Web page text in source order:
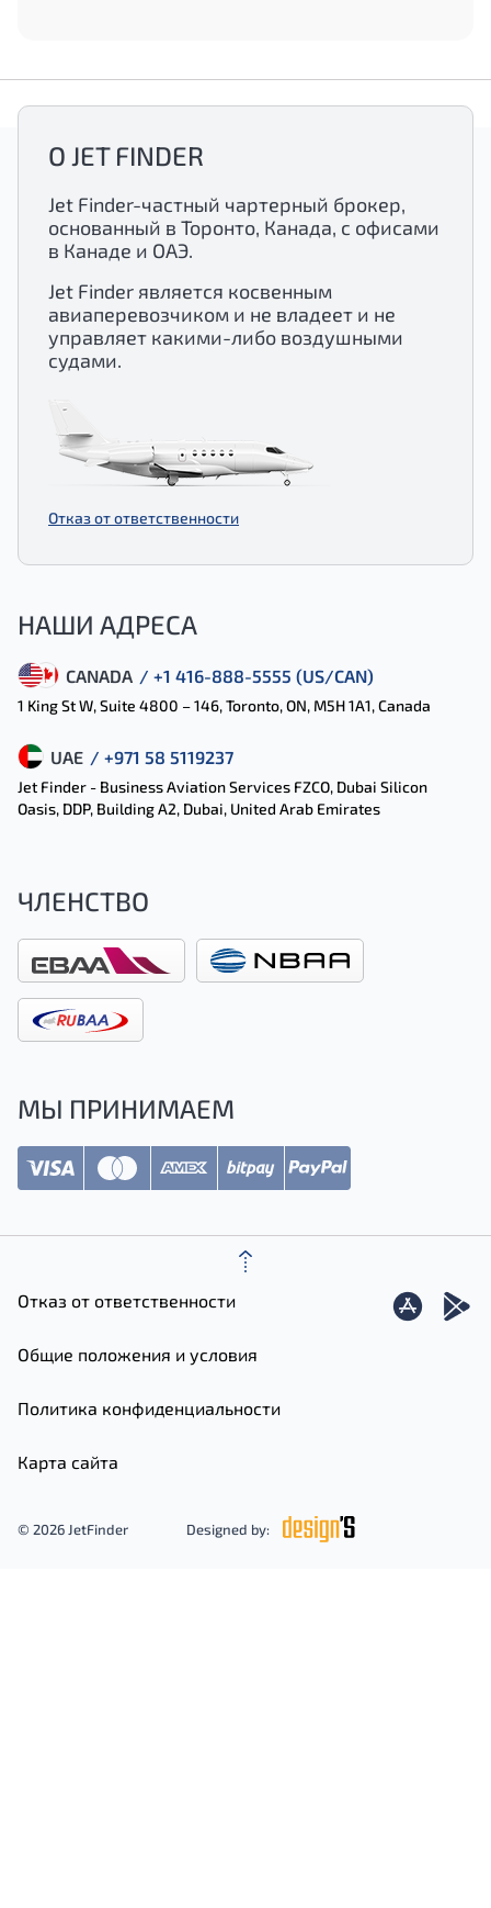
О JET FINDER
Jet Finder-частный чартерный брокер,
основанный в Торонто, Канада, с офисами
в Канаде и ОАЭ.
Jet Finder является косвенным
авиаперевозчиком и не владеет и не
управляет какими-либо воздушными
судами.
Отказ от ответственности
НАШИ АДРЕСА
CANADA / +1 416-888-5555 (US/CAN)
1 King St W, Suite 4800 – 146, Toronto, ON, M5H 1A1, Canada
UAE / +971 58 5119237
Jet Finder - Business Aviation Services FZCO, Dubai Silicon
Oasis, DDP, Building A2, Dubai, United Arab Emirates
ЧЛЕНСТВО
МЫ ПРИНИМАЕМ
Отказ от ответственности
Общие положения и условия
Политика конфиденциальности
Карта сайта
© 2026 JetFinder Designed by: